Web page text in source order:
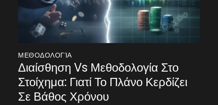
ΜΕΘΟΔΟΛΟΓΊΑ
Διαίσθηση Vs Μεθοδολογία Στο
Στοίχημα: Γιατί Το Πλάνο Κερδίζει
Σε Βάθος Χρόνου